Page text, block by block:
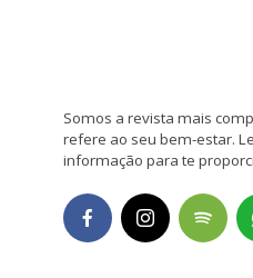
Somos a revista mais
refere ao seu bem-estar.
informação para te